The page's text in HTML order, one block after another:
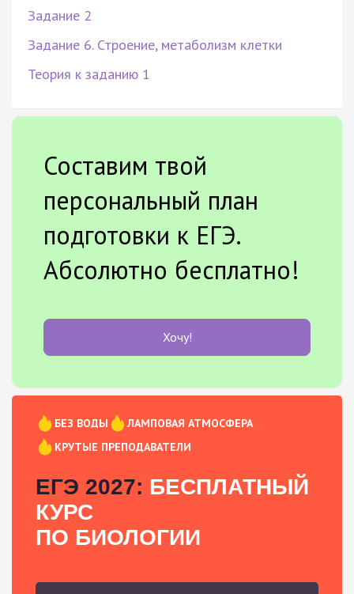
Задание 2
Задание 6. Строение, метаболизм клетки
Теория к заданию 1
Составим твой
персональный план
подготовки к ЕГЭ.
Абсолютно бесплатно!
Хочу!
БЕЗ ВОДЫ
ЛАМПОВАЯ АТМОСФЕРА
КРУТЫЕ ПРЕПОДАВАТЕЛИ
ЕГЭ 2027: БЕСПЛАТНЫЙ
КУРС
ПО БИОЛОГИИ